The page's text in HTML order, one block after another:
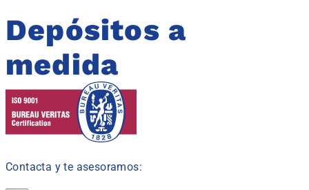
Depósitos a
medida
Contacta y te asesoramos: